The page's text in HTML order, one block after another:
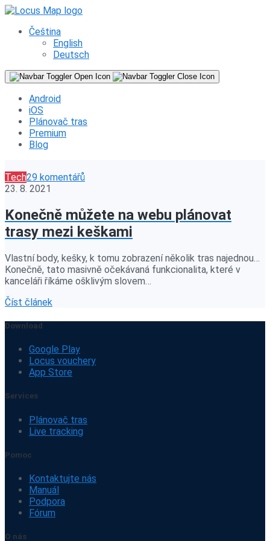
Čeština
English
Deutsch
Android
iOS
Plánovač tras
Premium
Blog
Tech29 komentářů
23. 8. 2021
Konečně můžete na webu plánovat
trasy mezi keškami
Vlastní body, kešky, k tomu zobrazení několik tras najednou…
Konečně, tato masivně očekávaná funkcionalita, které v
kanceláři říkáme ošklivým slovem…
Číst článek
Download
Google Play
Locus vouchery
App Store
Services
Plánovač tras
Live tracking
Pomoc
Kontaktujte nás
Manuál
Podpora
Fórum
O nás